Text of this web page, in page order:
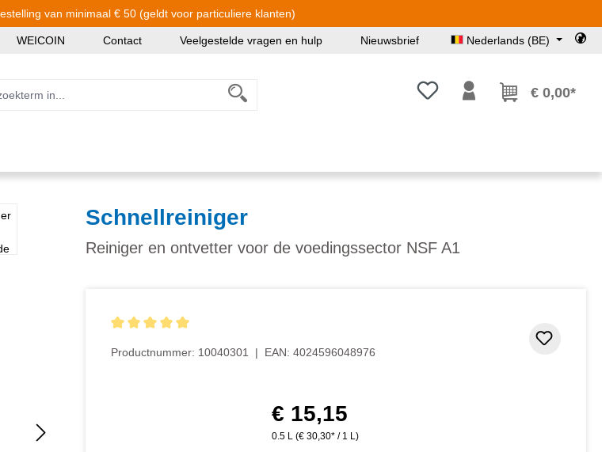
van minimaal € 50 (geldt voor particuliere klanten)
WEICOIN Contact Veelgestelde vragen en hulp Nieuwsbrief Nederlands (BE)
Je hebt 0 items op je€ 0,00*
Schnellreiniger
Reiniger en ontvetter voor de voedingssector NSF A1
Productnummer: 10040301 | EAN: 4024596048976
Normale prijs:
€ 15,15
0.5 L (€ 30,30* / 1 L)